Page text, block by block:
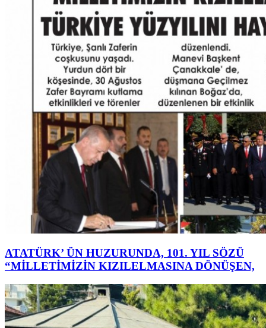
ATATÜRK’ ÜN HUZURUNDA, 101. YIL SÖZÜ
“MİLLETİMİZİN KIZILELMASINA DÖNÜŞEN,